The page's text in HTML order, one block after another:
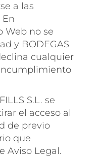
a las
Web no se
y BODEGAS
cualquier
S.L. se
el acceso al
de previo
que
Aviso Legal.